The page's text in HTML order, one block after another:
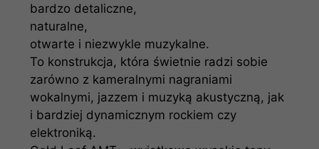
bardzo detaliczne,
naturalne,
otwarte i niezwykle muzykalne.
To konstrukcja, która świetnie radzi sobie
zarówno z kameralnymi nagraniami
wokalnymi, jazzem i muzyką akustyczną, jak
i bardziej dynamicznym rockiem czy
elektroniką.